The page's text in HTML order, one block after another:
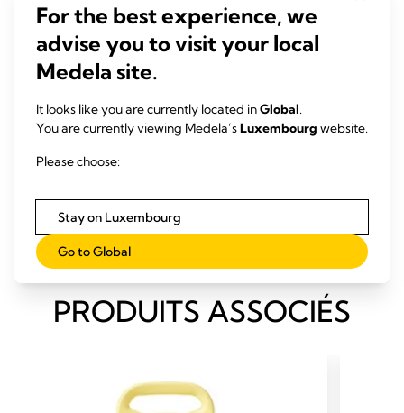
exclusive breastfeeding is perceived insufficient milk supply.
Breastfed infants show more variation in feeding frequency
than bottle-fed ...
Kent JC, Hepworth AR, Sherriff JL, Cox DB, Mitoulas LR,
Breastfeed Med, 8, 401-7
Téléchargements
Infographie «Quelle est la "norme" en matière
d'allaitement?» (pdf)
PRODUITS ASSOCIÉS
For the best experience, we
advise you to visit your local
Medela site.
It looks like you are currently located inGlobal.
You are currently viewing Medela’sLuxembourg website.
Please choose:
Stay on Luxembourg
Go to Global